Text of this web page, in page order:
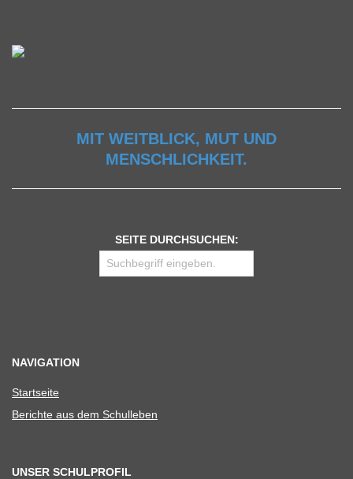
MIT WEITBLICK, MUT UND
MENSCHLICHKEIT.
SEITE DURCHSUCHEN:
NAVIGATION
Start­seite
Berichte aus dem Schulleben
UNSER SCHULPROFIL